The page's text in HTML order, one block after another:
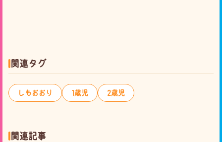
関連タグ
しもおおり 1歳児 2歳児
関連記事